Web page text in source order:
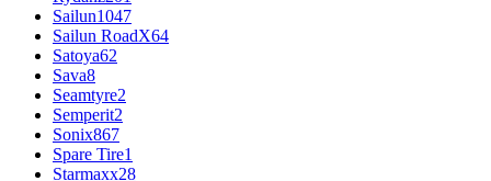
Sailun1047
Sailun RoadX64
Satoya62
Sava8
Seamtyre2
Semperit2
Sonix867
Spare Tire1
Starmaxx28